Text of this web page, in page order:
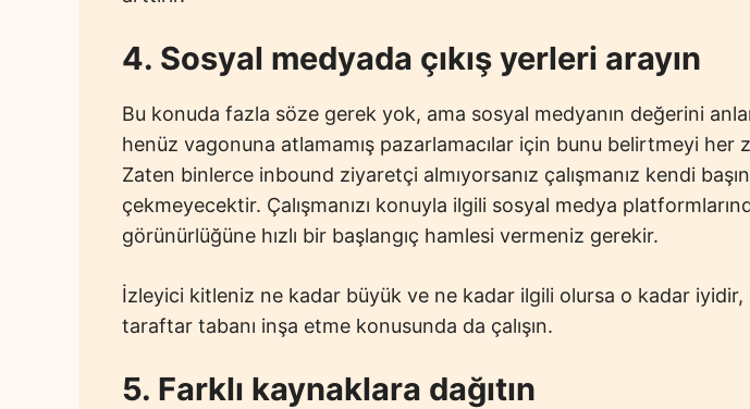
4. Sosyal medyada çıkış yerleri arayın
Bu konuda fazla söze gerek yok, ama sosyal medyanın değerini
henüz vagonuna atlamamış pazarlamacılar için bunu belirtmeyi her
Zaten binlerce inbound ziyaretçi almıyorsanız çalışmanız kendi
çekmeyecektir. Çalışmanızı konuyla ilgili sosyal medya
görünürlüğüne hızlı bir başlangıç hamlesi vermeniz gerekir.
İzleyici kitleniz ne kadar büyük ve ne kadar ilgili olursa o kadar
taraftar tabanı inşa etme konusunda da çalışın.
5. Farklı kaynaklara dağıtın